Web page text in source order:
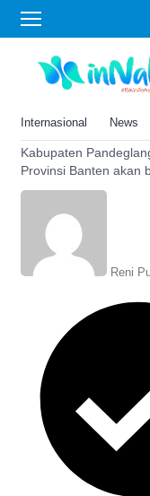
Internasional News
Pandeglang
Kabupaten
Bentuk Wilayah
Ikut Bergabung
Kabupaten
Provinsi Banten akan
daerah baru, diperkirakan luasnya
Reni